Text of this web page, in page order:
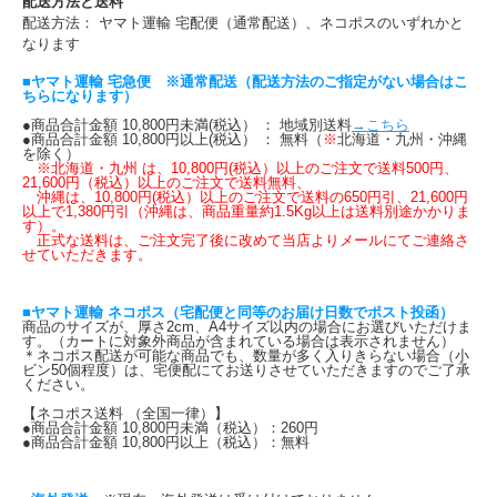
配送方法： ヤマト運輸 宅配便（通常配送）、ネコポスのいずれかと
なります
■ヤマト運輸 宅急便 ※通常配送（配送方法のご指定がない場合はこ
ちらになります）
●商品合計金額 10,800円未満(税込） ： 地域別送料→こちら
●商品合計金額 10,800円以上(税込） ： 無料（ ※北海道・九州・沖縄
を除く）
※北海道・九州 は、10,800円(税込）以上のご注文で送料500円、
21,600円（税込）以上のご注文で送料無料、
沖縄は、10,800円(税込）以上のご注文で送料の650円引、21,600円
以上で1,380円引（沖縄は、商品重量約1.5Kg以上は送料別途かかりま
す）。
正式な送料は、ご注文完了後に改めて当店よりメールにてご連絡さ
せていただきます。
■ヤマト運輸 ネコポス（宅配便と同等のお届け日数でポスト投函）
商品のサイズが、厚さ2cm、A4サイズ以内の場合にお選びいただけま
す。（カートに対象外商品が含まれている場合は表示されません）
＊ネコポス配送が可能な商品でも、数量が多く入りきらない場合（小
ビン50個程度）は、宅便配にてお送りさせていただきますのでご了承
ください。
【ネコポス送料 （全国一律）】
●商品合計金額 10,800円未満（税込）：260円
●商品合計金額 10,800円以上（税込）：無料